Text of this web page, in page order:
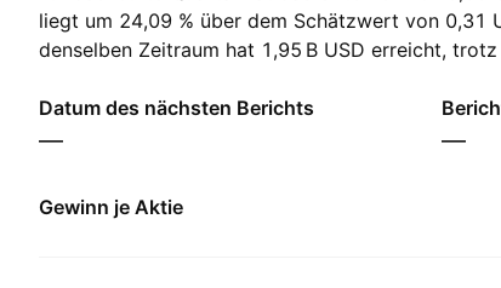
liegt um 24,09 % über dem Schätzwert von 0,31
denselben Zeitraum hat ‪1,95 B‬ USD erreicht,
von 0,10 USD und einen Umsatz von ‪1,54 B‬ USD.
Datum des nächsten Berichts
— —
Gewinn je Aktie